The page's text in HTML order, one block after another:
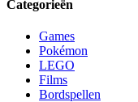
Categorieën
Games
Pokémon
LEGO
Films
Bordspellen